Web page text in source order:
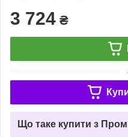
3 724 ₴
Що таке купити з